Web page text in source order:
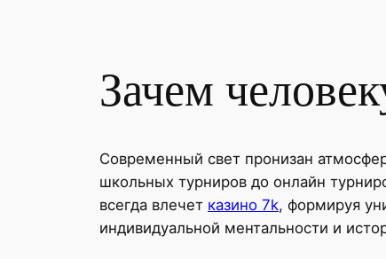
Зачем
Современный свет пронизан
школьных турниров до онлайн
всегда влечет казино 7k, формируя
индивидуальной ментальности и